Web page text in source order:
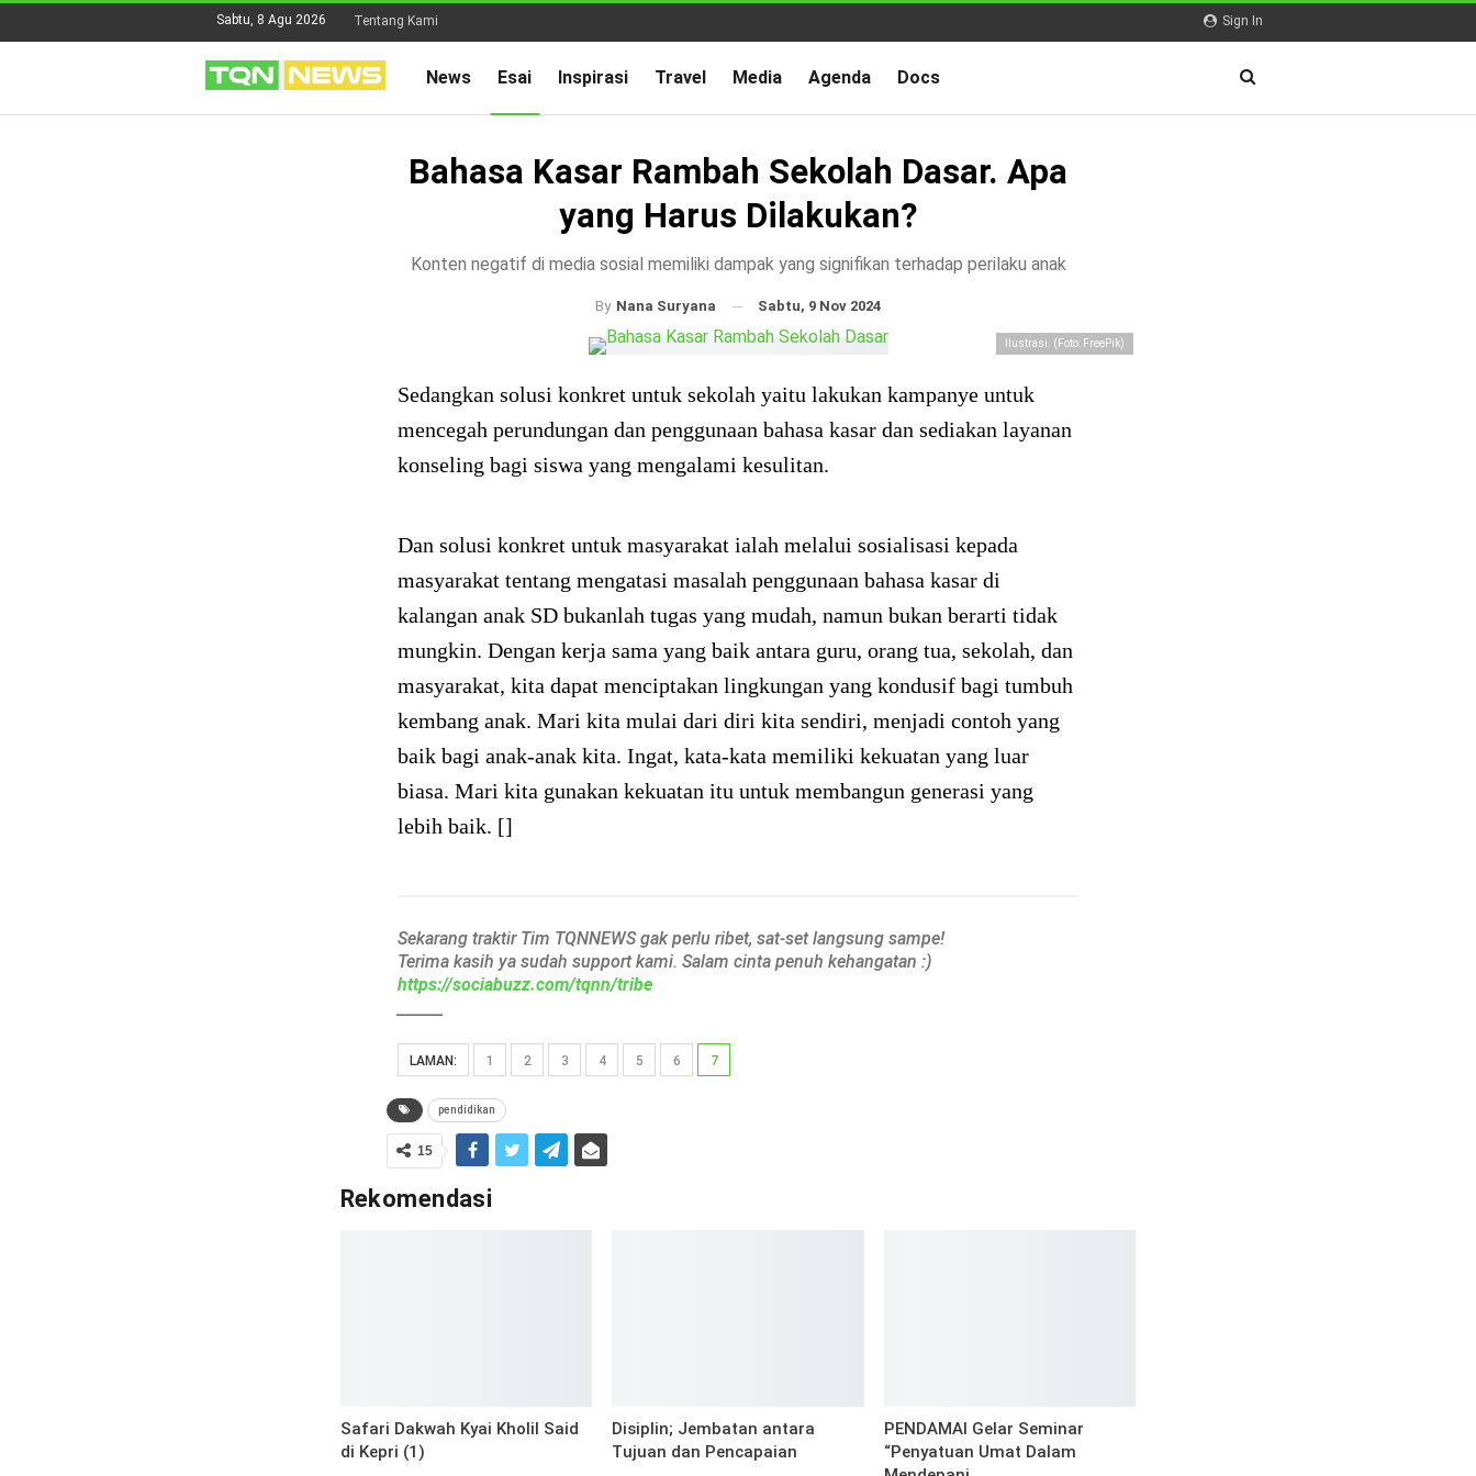
Sign In
Sabtu, 8 Agu 2026 Tentang Kami
News Esai Inspirasi Travel Media Agenda Docs
Bahasa Kasar Rambah Sekolah Dasar. Apa
yang Harus Dilakukan?
Konten negatif di media sosial memiliki dampak yang signifikan terhadap perilaku anak
By Nana Suryana Sabtu, 9 Nov 2024
Ilustrasi. (Foto: FreePik)
Sedangkan solusi konkret untuk sekolah yaitu lakukan kampanye untuk
mencegah perundungan dan penggunaan bahasa kasar dan sediakan layanan
konseling bagi siswa yang mengalami kesulitan.
Dan solusi konkret untuk masyarakat ialah melalui sosialisasi kepada
masyarakat tentang mengatasi masalah penggunaan bahasa kasar di
kalangan anak SD bukanlah tugas yang mudah, namun bukan berarti tidak
mungkin. Dengan kerja sama yang baik antara guru, orang tua, sekolah, dan
masyarakat, kita dapat menciptakan lingkungan yang kondusif bagi tumbuh
kembang anak. Mari kita mulai dari diri kita sendiri, menjadi contoh yang
baik bagi anak-anak kita. Ingat, kata-kata memiliki kekuatan yang luar
biasa. Mari kita gunakan kekuatan itu untuk membangun generasi yang
lebih baik. []
Sekarang traktir Tim TQNNEWS gak perlu ribet, sat-set langsung sampe!
Terima kasih ya sudah support kami. Salam cinta penuh kehangatan :)
https://sociabuzz.com/tqnn/tribe
LAMAN: 1 2 3 4 5 6 7
pendidikan
15
Rekomendasi
Safari Dakwah Kyai Kholil Said
di Kepri (1)
Disiplin; Jembatan antara
Tujuan dan Pencapaian
PENDAMAI Gelar Seminar
“Penyatuan Umat Dalam